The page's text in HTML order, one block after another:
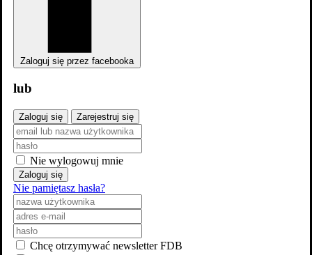
Reżyseria
Średnia
Twoja ocena
Rok
Les Miserables. Nędznicy
2010
By Jeeves
Zaloguj się przez facebooka
lub
Zaloguj się Zarejestruj się
Nie wylogowuj mnie
Zaloguj się
Nie pamiętasz hasła?
Chcę otrzymywać newsletter FDB